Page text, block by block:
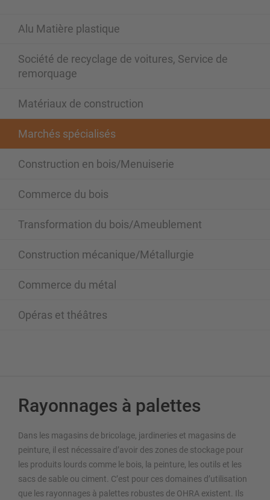
Alu Matière plastique
Société de recyclage de voitures, Service de
remorquage
Matériaux de construction
Marchés spécialisés
Construction en bois/Menuiserie
Commerce du bois
Transformation du bois/Ameublement
Construction mécanique/Métallurgie
Commerce du métal
Opéras et théâtres
Rayonnages à palettes
Dans les magasins de bricolage, jardineries et magasins de
peinture, il est nécessaire d’avoir des zones de stockage pour
les produits lourds comme le bois, la peinture, les outils et les
sacs de sable ou ciment. C’est pour ces domaines d’utilisation
que les rayonnages à palettes robustes de OHRA existent. Ils